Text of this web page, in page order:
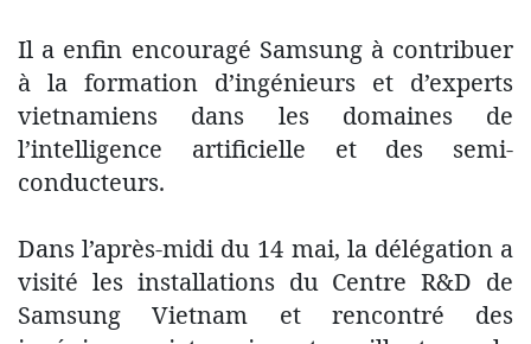
Il a enfin encouragé Samsung à contribuer
à la formation d’ingénieurs et d’experts
vietnamiens dans les domaines de
l’intelligence artificielle et des semi-
conducteurs.
Dans l’après-midi du 14 mai, la délégation a
visité les installations du Centre R&D de
Samsung Vietnam et rencontré des